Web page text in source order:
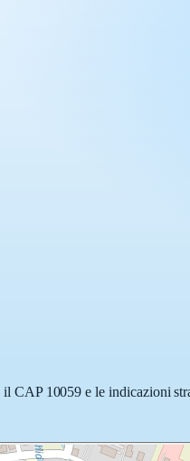
CAP 10059 e le indicazioni